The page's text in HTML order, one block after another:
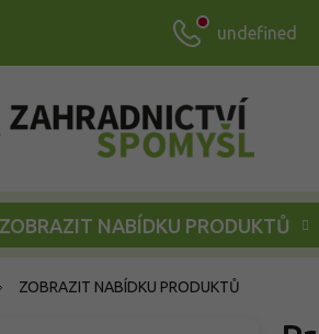
undefined
ZOBRAZIT NABÍDKU PRODUKTŮ
ZOBRAZIT NABÍDKU PRODUKTŮ